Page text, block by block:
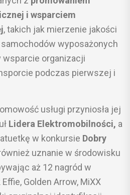
i wsparciem
, takich jak mierzenie jakości
wyposażonych
organizacji
podczas pierwszej i
usługi przyniosła jej
Lidera Elektromobilności, a
w konkursie Dobry
uznanie w środowisku
aż 12 nagród w
Golden Arrow, MiXX